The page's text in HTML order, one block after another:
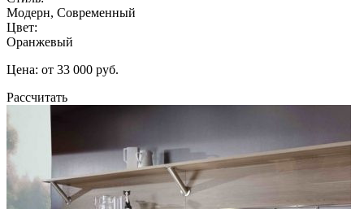
Модерн, Современный
Цвет:
Оранжевый
Цена: от 33 000 руб.
Рассчитать